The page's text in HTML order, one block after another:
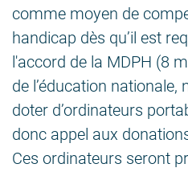
comme moyen de
handicap dès qu’il est
l'accord de la MDPH (8
de l’éducation
doter d’ordinateurs
donc appel aux
Ces ordinateurs seront